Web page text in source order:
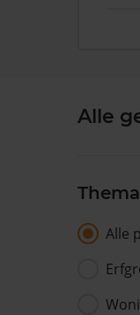
Alle
Alle